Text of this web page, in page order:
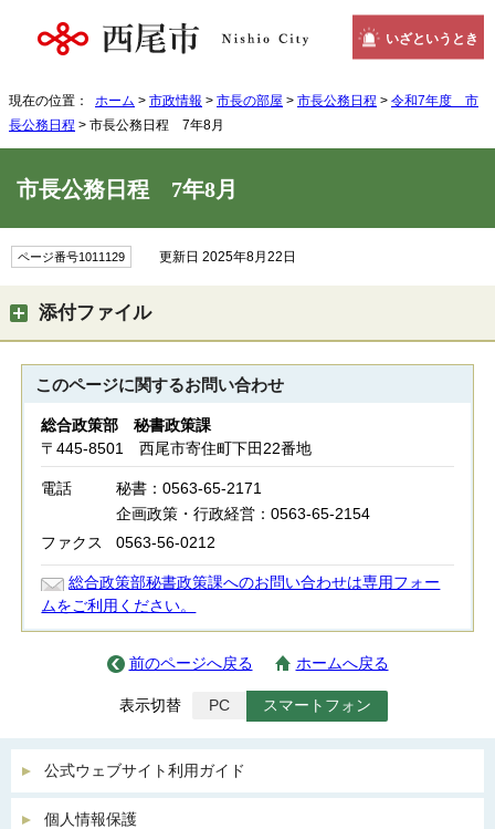
いざというとき
現在の位置： ホーム > 市政情報 > 市長の部屋 > 市長公務日程 > 令和7年度 市
長公務日程 > 市長公務日程 7年8月
市長公務日程 7年8月
ページ番号1011129 更新日 2025年8月22日
添付ファイル
このページに関するお問い合わせ
総合政策部 秘書政策課
〒445-8501 西尾市寄住町下田22番地
電話
秘書：0563-65-2171
企画政策・行政経営：0563-65-2154
ファクス
0563-56-0212
総合政策部秘書政策課へのお問い合わせは専用フォー
ムをご利用ください。
前のページへ戻る ホームへ戻る
表示切替 PC スマートフォン
公式ウェブサイト利用ガイド
個人情報保護